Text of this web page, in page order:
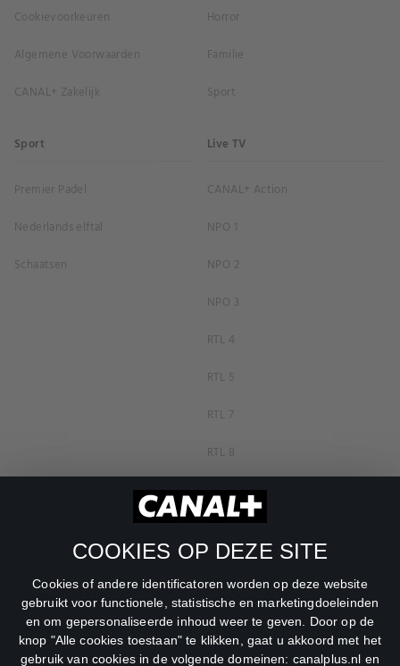
COOKIES OP DEZE SITE
Cookies of andere identificatoren worden op deze website
gebruikt voor functionele, statistische en marketingdoeleinden
en om gepersonaliseerde inhoud weer te geven. Door op de
knop "Alle cookies toestaan" te klikken, gaat u akkoord met het
gebruik van cookies in de volgende domeinen: canalplus.nl en
Cookievoorkeuren
Algemene Voorwaarden
CANAL+ Zakelijk
Horror
Familie
Sport
Sport
Premier Padel
Nederlands elftal
Schaatsen
Live TV
CANAL+ Action
NPO 1
NPO 2
NPO 3
RTL 4
RTL 5
RTL 7
RTL 8
RTL Z
SBS6
Veronica
DreamWorks Channel